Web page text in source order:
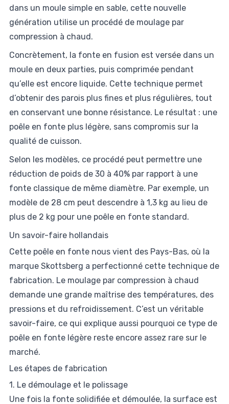
dans un moule simple en sable, cette nouvelle
génération utilise un procédé de moulage par
compression à chaud.
Concrètement, la fonte en fusion est versée dans un
moule en deux parties, puis comprimée pendant
qu’elle est encore liquide. Cette technique permet
d’obtenir des parois plus fines et plus régulières, tout
en conservant une bonne résistance. Le résultat : une
poêle en fonte plus légère, sans compromis sur la
qualité de cuisson.
Selon les modèles, ce procédé peut permettre une
réduction de poids de 30 à 40% par rapport à une
fonte classique de même diamètre. Par exemple, un
modèle de 28 cm peut descendre à 1,3 kg au lieu de
plus de 2 kg pour une poêle en fonte standard.
Un savoir-faire hollandais
Cette poêle en fonte nous vient des Pays-Bas, où la
marque Skottsberg a perfectionné cette technique de
fabrication. Le moulage par compression à chaud
demande une grande maîtrise des températures, des
pressions et du refroidissement. C’est un véritable
savoir-faire, ce qui explique aussi pourquoi ce type de
poêle en fonte légère reste encore assez rare sur le
marché.
Les étapes de fabrication
1. Le démoulage et le polissage
Une fois la fonte solidifiée et démoulée, la surface est